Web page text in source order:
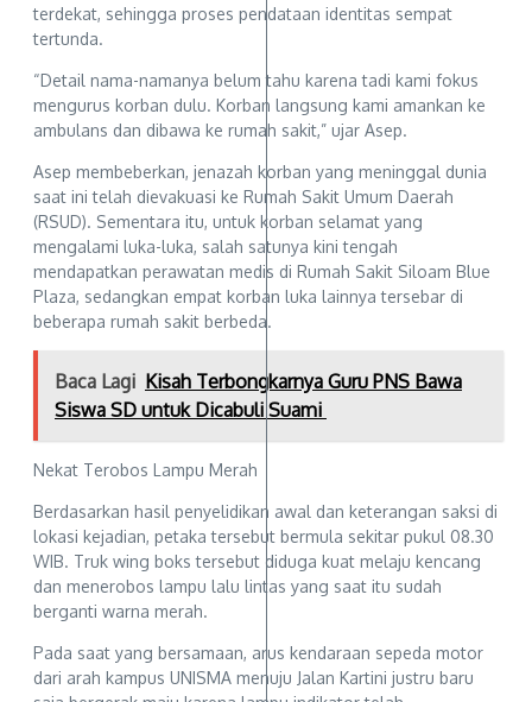
terdekat, sehingga proses pendataan identitas sempat
tertunda.
“Detail nama-namanya belum tahu karena tadi kami fokus
mengurus korban dulu. Korban langsung kami amankan ke
ambulans dan dibawa ke rumah sakit,” ujar Asep.
Asep membeberkan, jenazah korban yang meninggal dunia
saat ini telah dievakuasi ke Rumah Sakit Umum Daerah
(RSUD). Sementara itu, untuk korban selamat yang
mengalami luka-luka, salah satunya kini tengah
mendapatkan perawatan medis di Rumah Sakit Siloam Blue
Plaza, sedangkan empat korban luka lainnya tersebar di
beberapa rumah sakit berbeda.
Baca Lagi Kisah Terbongkarnya Guru PNS Bawa
Siswa SD untuk Dicabuli Suami
Nekat Terobos Lampu Merah
Berdasarkan hasil penyelidikan awal dan keterangan saksi di
lokasi kejadian, petaka tersebut bermula sekitar pukul 08.30
WIB. Truk wing boks tersebut diduga kuat melaju kencang
dan menerobos lampu lalu lintas yang saat itu sudah
berganti warna merah.
Pada saat yang bersamaan, arus kendaraan sepeda motor
dari arah kampus UNISMA menuju Jalan Kartini justru baru